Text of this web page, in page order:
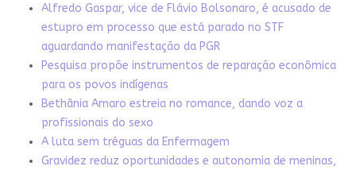
Alfredo Gaspar, vice de Flávio Bolsonaro, é acusado de
estupro em processo que está parado no STF
aguardando manifestação da PGR
Pesquisa propõe instrumentos de reparação econômica
para os povos indígenas
Bethânia Amaro estreia no romance, dando voz a
profissionais do sexo
A luta sem tréguas da Enfermagem
Gravidez reduz oportunidades e autonomia de meninas,